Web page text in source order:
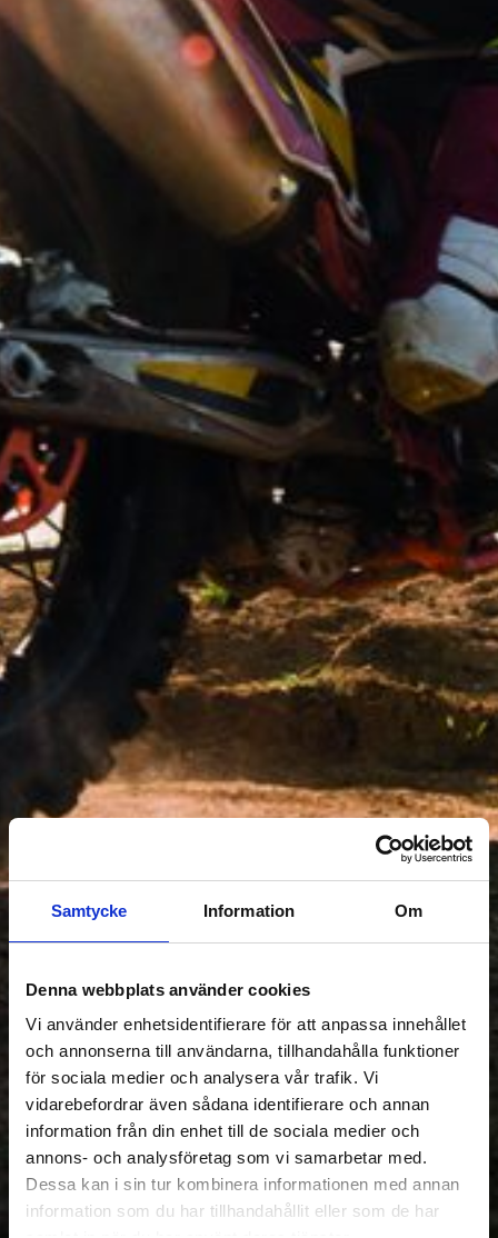
Samtycke Information Om
Denna webbplats använder cookies
Vi använder enhetsidentifierare för att anpassa innehållet
och annonserna till användarna, tillhandahålla funktioner
för sociala medier och analysera vår trafik. Vi
vidarebefordrar även sådana identifierare och annan
information från din enhet till de sociala medier och
annons- och analysföretag som vi samarbetar med.
Dessa kan i sin tur kombinera informationen med annan
information som du har tillhandahållit eller som de har